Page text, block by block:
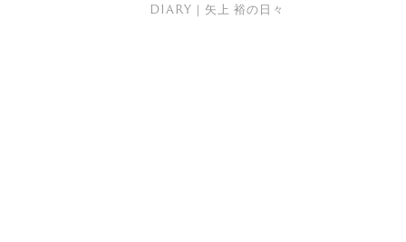
DIARY｜矢上 裕の日々